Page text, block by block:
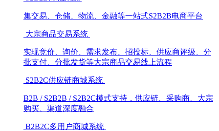
集交易、仓储、物流、金融等一站式S2B2B电商平台
大宗商品交易系统
实现竞价、询价、需求发布、招投标、供应商评级、分
批支付、分批发货等大宗商品交易线上流程
S2B2C供应链商城系统
B2B / S2B2B / S2B2C模式支持，供应链、采购商、大宗
购买、渠道深度融合
B2B2C多用户商城系统